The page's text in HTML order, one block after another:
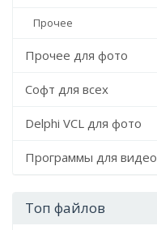
Прочее
Прочее для фото
Софт для всех
Delphi VCL для фото
Программы для видео
Топ файлов